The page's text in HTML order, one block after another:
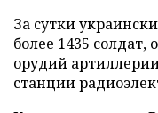
За сутки
более 1435
орудий
станции